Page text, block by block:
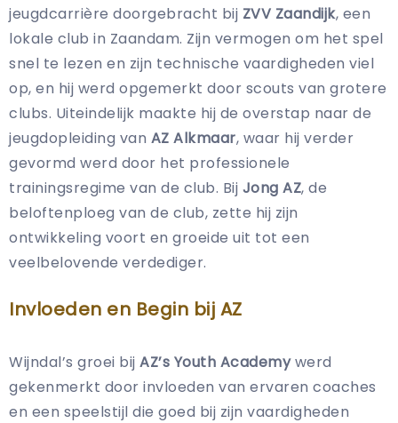
jeugdcarrière doorgebracht bij ZVV Zaandijk, een
lokale club in Zaandam. Zijn vermogen om het spel
snel te lezen en zijn technische vaardigheden viel
op, en hij werd opgemerkt door scouts van grotere
clubs. Uiteindelijk maakte hij de overstap naar de
jeugdopleiding van AZ Alkmaar, waar hij verder
gevormd werd door het professionele
trainingsregime van de club. Bij Jong AZ, de
beloftenploeg van de club, zette hij zijn
ontwikkeling voort en groeide uit tot een
veelbelovende verdediger.
Invloeden en Begin bij AZ
Wijndal’s groei bij AZ’s Youth Academywerd
gekenmerkt door invloeden van ervaren coaches
en een speelstijl die goed bij zijn vaardigheden